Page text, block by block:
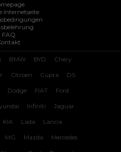
Internetseite
FAQ
BMW BYD Chery
Citroen Cupra DS
Dodge FIAT Ford
Infiniti Jaguar
KIA Lada Lancia
MG Mazda Mercedes